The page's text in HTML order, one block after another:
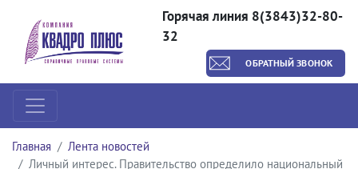
Горячая линия 8(3843)32-80-
32
ОБРАТНЫЙ ЗВОНОК
Главная
Лента новостей
Личный интерес. Правительство определило национальный